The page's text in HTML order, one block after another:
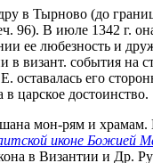
в Тырново (до
96). В июле 1342 г.
ее любезность и
визант. события на
его
царское достоинство.
мон-рям и
иконе Божией
в Византии и Др.